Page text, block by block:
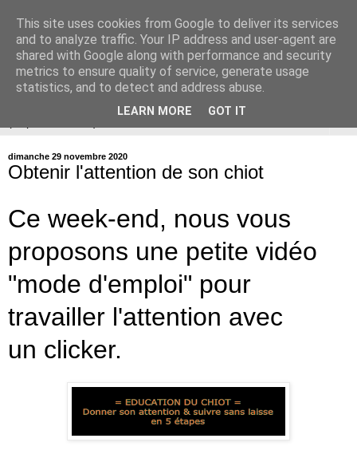
ÉDUCATION CANINE de
BALLAN-MIRÉ (37)
dimanche 29 novembre 2020
Obtenir l'attention de son chiot
Ce week-end, nous vous
proposons une petite vidéo
"mode d'emploi" pour
travailler l'attention avec
un clicker.
This site uses cookies from Google to deliver its services
and to analyze traffic. Your IP address and user-agent are
shared with Google along with performance and security
metrics to ensure quality of service, generate usage
statistics, and to detect and address abuse.
LEARN MORE GOT IT